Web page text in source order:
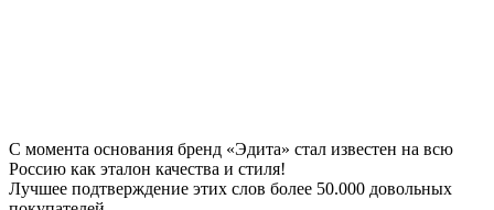
С момента основания бренд «Эдита» стал известен на всю
Россию как эталон качества и стиля!
Лучшее подтверждение этих слов более 50.000 довольных